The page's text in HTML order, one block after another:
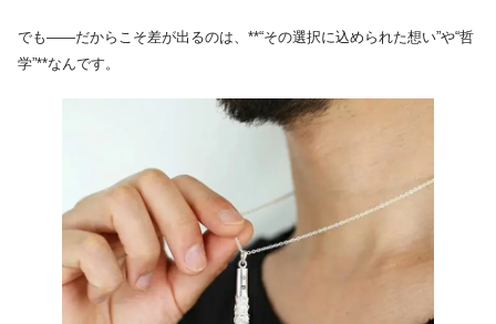
でも——だからこそ差が出るのは、**“その選択に込められた想い”や“哲
学”**なんです。